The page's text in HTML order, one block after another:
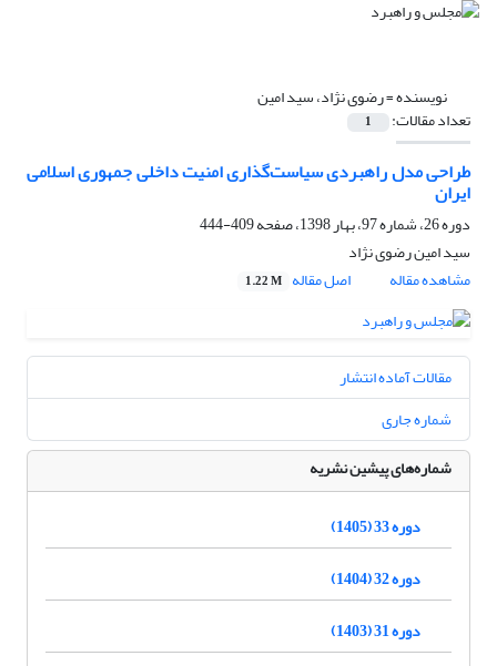
نویسنده =رضوی نژاد، سید امین
تعداد مقالات: 1
طراحی مدل راهبردی سیاست‌گذاری امنیت داخلی جمهوری اسلامی
ایران
دوره 26، شماره 97، بهار 1398، صفحه
409-444
سید امین رضوی نژاد
مشاهده مقاله
اصل مقاله 1.22 M
مقالات آماده انتشار
شماره جاری
شماره‌های پیشین نشریه
دوره 33 (1405)
دوره 32 (1404)
دوره 31 (1403)